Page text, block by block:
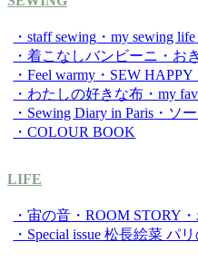
・staff sewing ・my sewing life
・着こなしバンビーニ ・お
・Feel warmy ・SEW HAPPY
・わたしの好きな布 ・my
・Sewing Diary in Paris ・ソ
・COLOUR BOOK
LIFE
・宙の音 ・ROOM STORY
・Special issue 松長絵菜 パ